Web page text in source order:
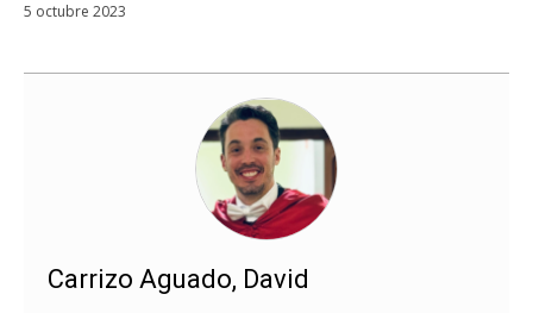
5 octubre 2023
Carrizo Aguado, David